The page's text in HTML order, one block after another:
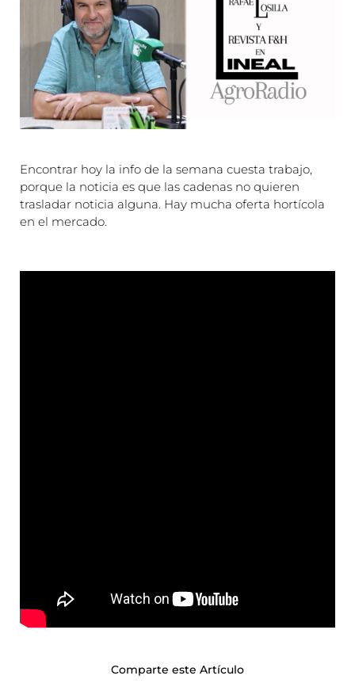
Encontrar hoy la info de la semana cuesta trabajo,
porque la noticia es que las cadenas no quieren
trasladar noticia alguna. Hay mucha oferta hortícola
en el mercado.
Comparte este Artículo